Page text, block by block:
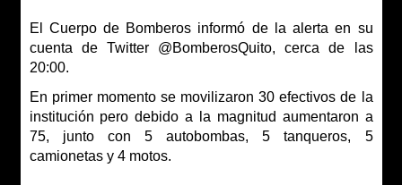
El Cuerpo de Bomberos informó de la alerta en su
cuenta de Twitter @BomberosQuito, cerca de las
20:00.
En primer momento se movilizaron 30 efectivos de la
institución pero debido a la magnitud aumentaron a
75, junto con 5 autobombas, 5 tanqueros, 5
camionetas y 4 motos.